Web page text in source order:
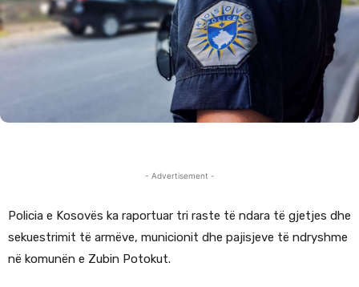
- Advertisement -
Policia e Kosovës ka raportuar tri raste të ndara të gjetjes dhe
sekuestrimit të armëve, municionit dhe pajisjeve të ndryshme
në komunën e Zubin Potokut.